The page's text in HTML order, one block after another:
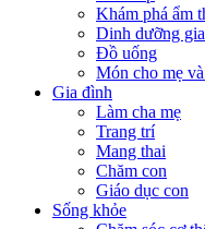
Khám phá ẩm
Dinh dưỡng
Đồ uống
Món cho mẹ
Gia đình
Làm cha mẹ
Trang trí
Mang thai
Chăm con
Giáo dục con
Sống khỏe